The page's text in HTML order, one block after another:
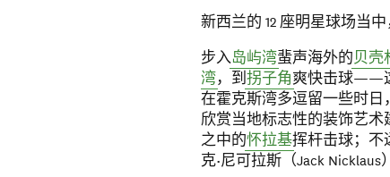
新西兰的 12 座明星球场当中
步入岛屿湾蜚声海外的 贝壳
湾，到拐子角爽快击球——
在霍克斯湾多逗留一些时日
欣赏当地标志性的装饰艺
之中的怀拉基挥杆击球；不
克•尼可拉斯（Jack Nicklaus